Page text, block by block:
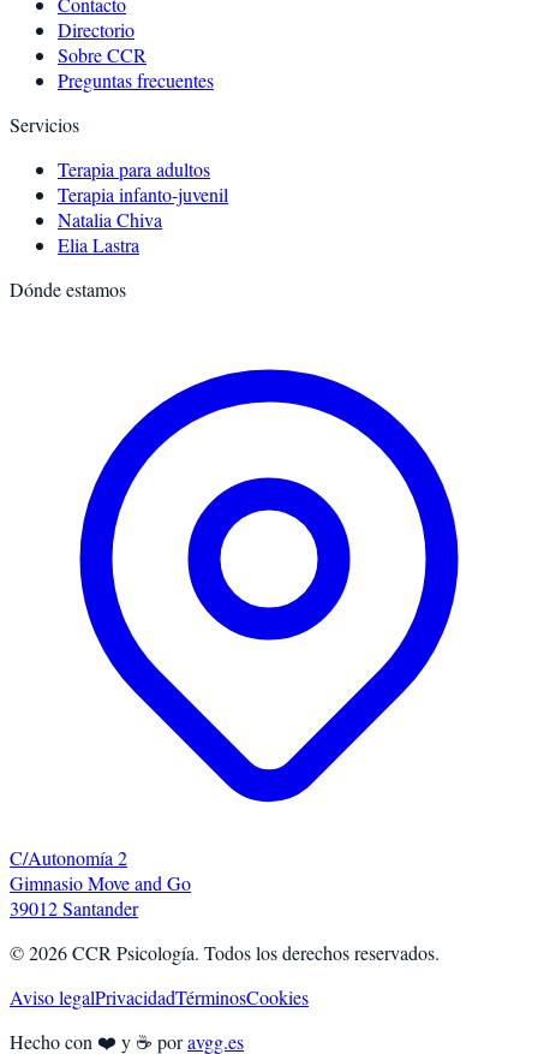
Directorio
Sobre CCR
Preguntas frecuentes
Servicios
Terapia para adultos
Terapia infanto-juvenil
Natalia Chiva
Elia Lastra
Dónde estamos
C/Autonomía 2
Gimnasio Move and Go
39012 Santander
©2026CCR Psicología. Todos los derechos reservados.
Aviso legalPrivacidadTérminosCookies
Hecho con ❤️ y ☕ poravgg.es